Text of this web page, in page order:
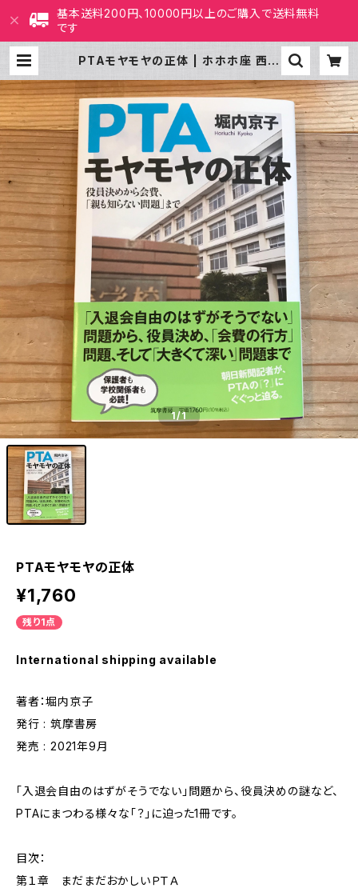
基本送料200円、10000円以上のご購入で送料無料
です
PTAモヤモヤの正体 | ホホホ座 西田
1/1
PTAモヤモヤの正体
¥1,760
残り1点
International shipping available
著者：堀内京子
発行 : 筑摩書房
発売 : 2021年9月
「入退会自由のはずがそうでない」問題から、役員決めの謎など、
PTAにまつわる様々な「？」に迫った1冊です。
目次：
第１章 まだまだおかしいＰＴＡ